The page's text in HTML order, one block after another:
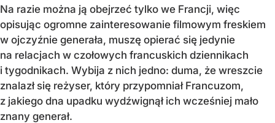
Na razie można ją obejrzeć tylko we Francji, więc
opisując ogromne zainteresowanie filmowym freskiem
w ojczyźnie generała, muszę opierać się jedynie
na relacjach w czołowych francuskich dziennikach
i tygodnikach. Wybija z nich jedno: duma, że wreszcie
znalazł się reżyser, który przypomniał Francuzom,
z jakiego dna upadku wydźwignął ich wcześniej mało
znany generał.